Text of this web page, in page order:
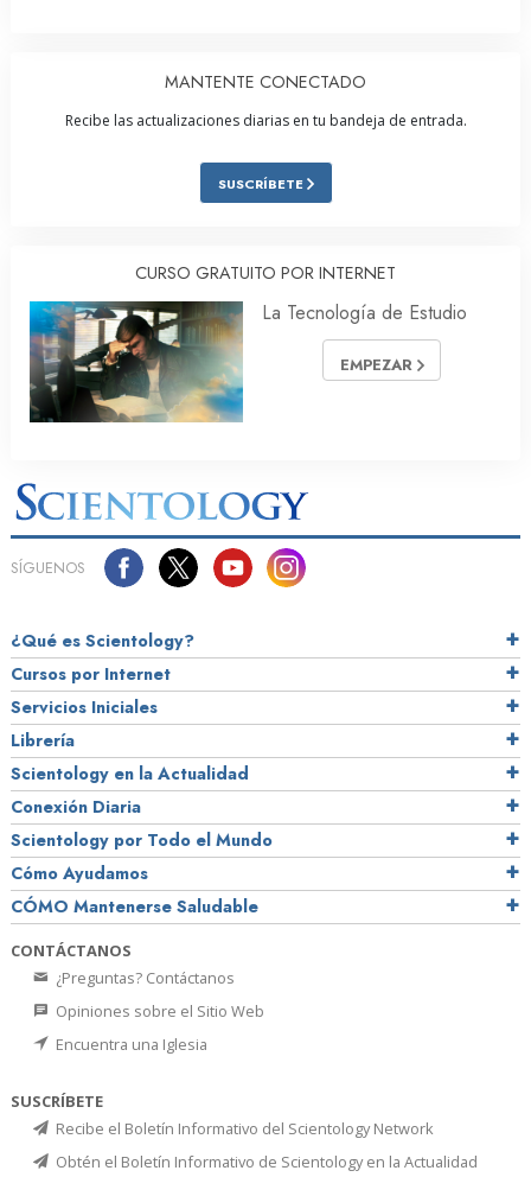
MANTENTE CONECTADO
Recibe las actualizaciones diarias en tu bandeja de entrada.
SUSCRÍBETE
CURSO GRATUITO POR INTERNET
La Tecnología de Estudio
EMPEZAR
SÍGUENOS
¿Qué es Scientology?
Cursos por Internet
Servicios Iniciales
Librería
Scientology en la Actualidad
Conexión Diaria
Scientology por Todo el Mundo
Cómo Ayudamos
CÓMO Mantenerse Saludable
CONTÁCTANOS
¿Preguntas? Contáctanos
Opiniones sobre el Sitio Web
Encuentra una Iglesia
SUSCRÍBETE
Recibe el Boletín Informativo del Scientology Network
Obtén el Boletín Informativo de Scientology en la Actualidad